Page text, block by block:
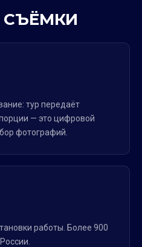
СЪЁМКИ
тур передаёт
— это цифровой
фотографий.
работы. Более 900